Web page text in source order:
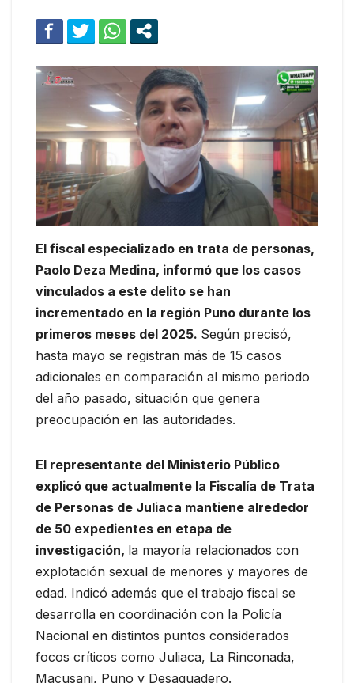
El fiscal especializado en trata de personas,
Paolo Deza Medina, informó que los casos
vinculados a este delito se han
incrementado en la región Puno durante los
primeros meses del 2025. Según precisó,
hasta mayo se registran más de 15 casos
adicionales en comparación al mismo periodo
del año pasado, situación que genera
preocupación en las autoridades.
El representante del Ministerio Público
explicó que actualmente la Fiscalía de Trata
de Personas de Juliaca mantiene alrededor
de 50 expedientes en etapa de
investigación, la mayoría relacionados con
explotación sexual de menores y mayores de
edad. Indicó además que el trabajo fiscal se
desarrolla en coordinación con la Policía
Nacional en distintos puntos considerados
focos críticos como Juliaca, La Rinconada,
Macusani, Puno y Desaguadero.